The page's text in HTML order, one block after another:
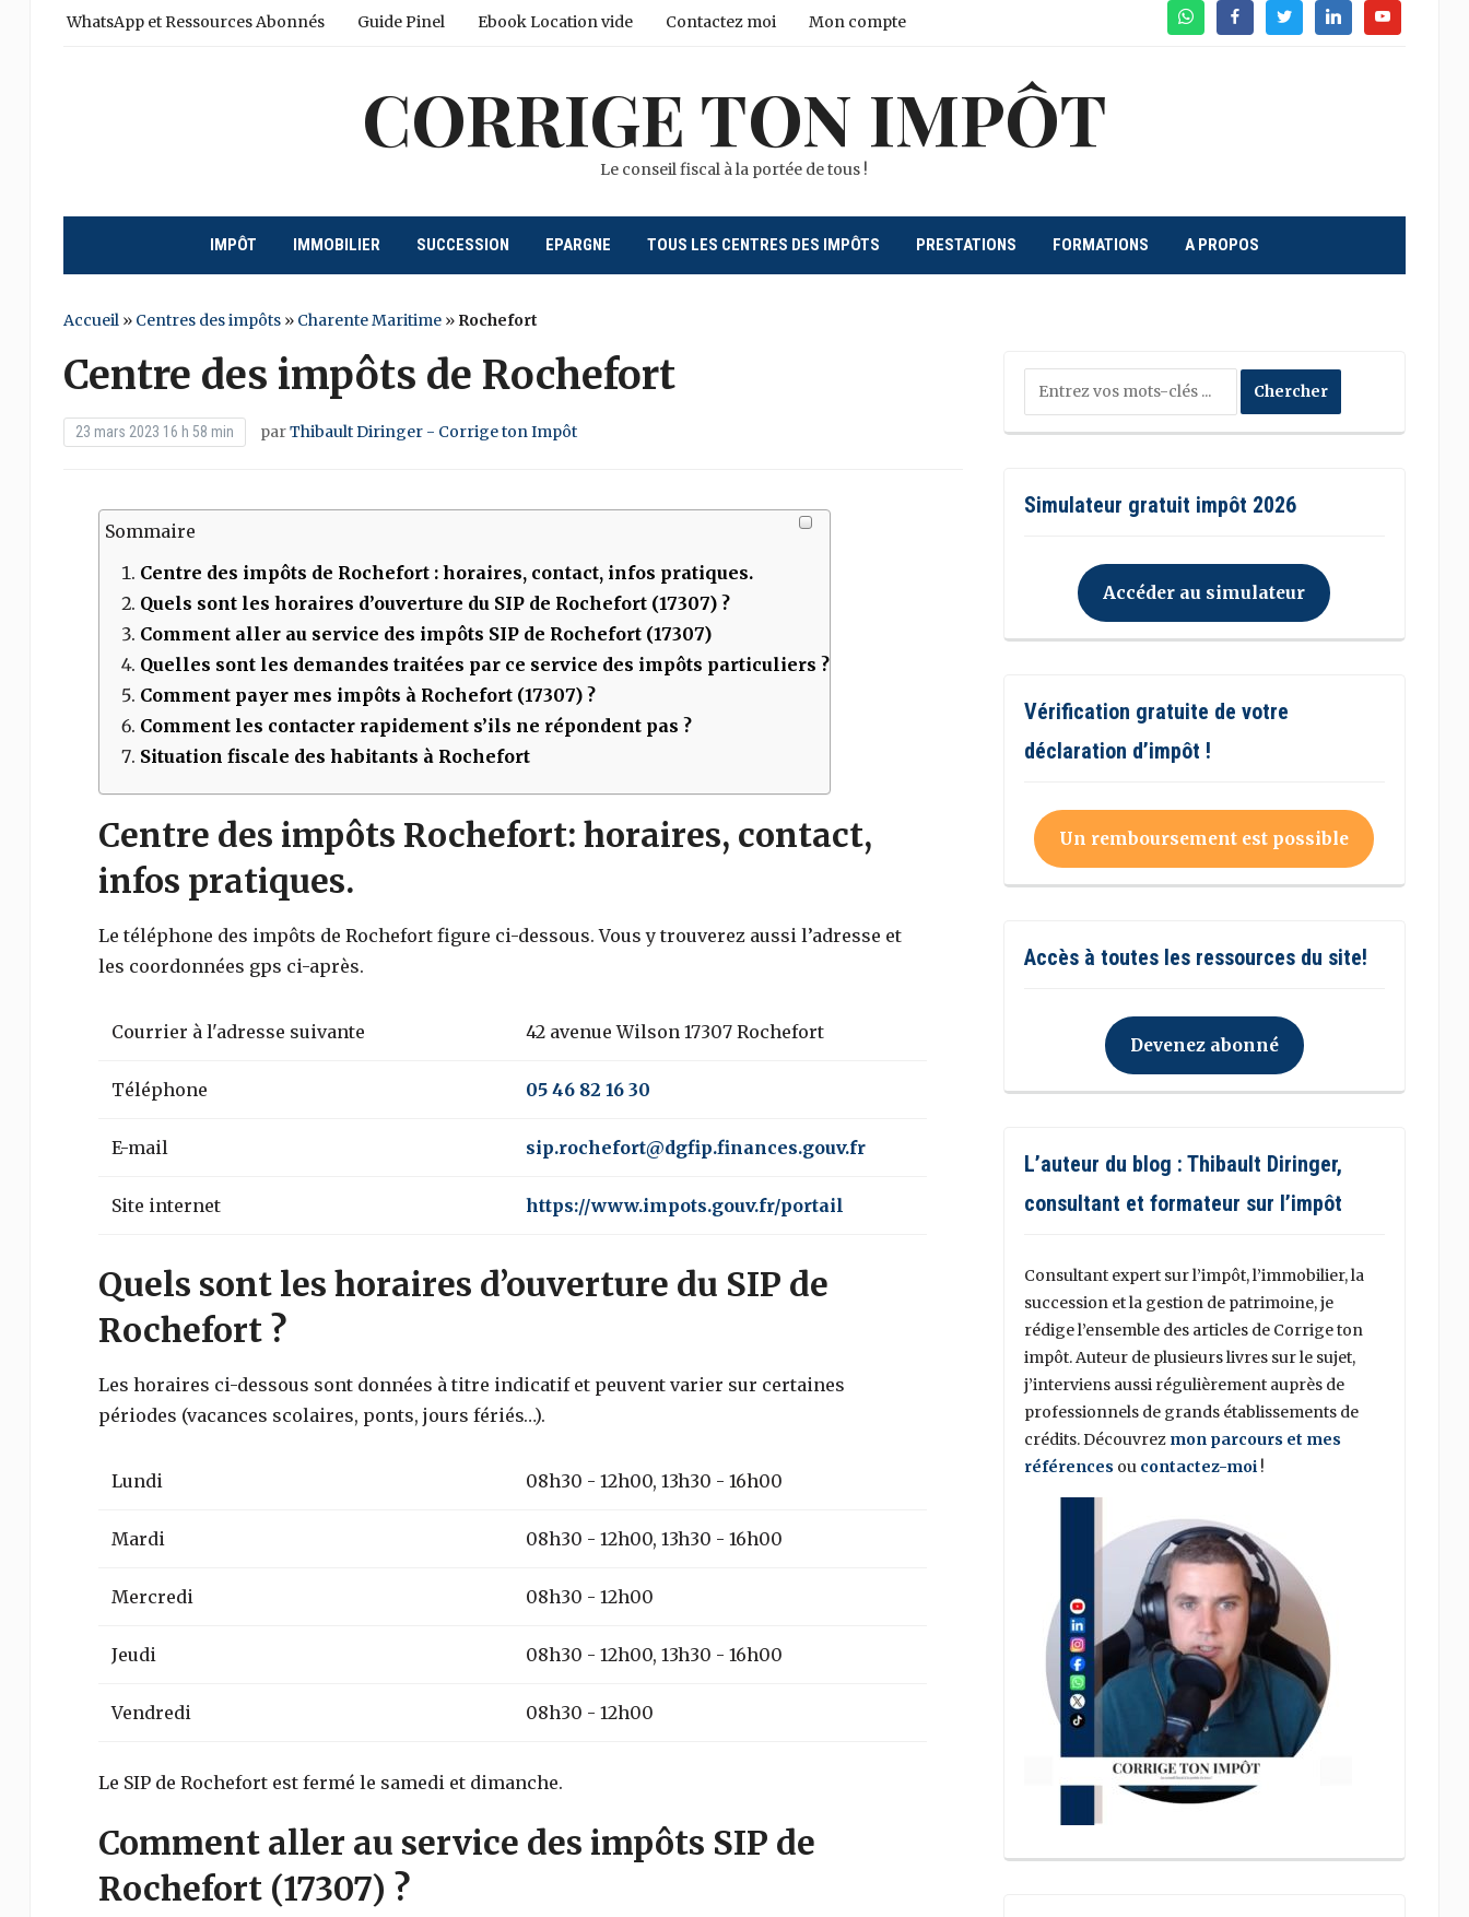
WhatsAppFacebookTwitterLinkedinYoutube
WhatsApp et Ressources Abonnés Guide Pinel Ebook Location vide Contactez moi Mon compte
CORRIGE TON IMPÔT
Le conseil fiscal à la portée de tous !
IMPÔT IMMOBILIER SUCCESSION EPARGNE TOUS LES CENTRES DES IMPÔTS PRESTATIONS FORMATIONS A PROPOS
Accueil» Centres des impôts» Charente Maritime» Rochefort
Centre des impôts de Rochefort
23 mars 2023 16 h 58 min parThibault Diringer - Corrige ton Impôt
Sommaire
Centre des impôts de Rochefort: horaires, contact, infos pratiques.
Quels sont les horaires d’ouverture du SIP de Rochefort (17307)?
Comment aller au service des impôts SIP de Rochefort (17307)
Quelles sont les demandes traitées par ce service des impôts particuliers ?
Comment payer mes impôts à Rochefort (17307)?
Comment les contacter rapidement s’ils ne répondent pas ?
Situation fiscale des habitants à Rochefort
Centre des impôts Rochefort: horaires, contact,
infos pratiques.
Le téléphone des impôts de Rochefort figure ci-dessous. Vous y trouverez aussi l’adresse et
les coordonnées gps ci-après.
Courrier à l'adresse suivante 42 avenue Wilson 17307 Rochefort
Téléphone 05 46 82 16 30
E-mail sip.rochefort@dgfip.finances.gouv.fr
Site internet https://www.impots.gouv.fr/portail
Quels sont les horaires d’ouverture du SIP de
Rochefort ?
Les horaires ci-dessous sont données à titre indicatif et peuvent varier sur certaines
périodes (vacances scolaires, ponts, jours fériés…).
Lundi 08h30 - 12h00, 13h30 - 16h00
Mardi 08h30 - 12h00, 13h30 - 16h00
Mercredi 08h30 - 12h00
Jeudi 08h30 - 12h00, 13h30 - 16h00
Vendredi 08h30 - 12h00
Le SIP de Rochefort est fermé le samedi et dimanche.
Comment aller au service des impôts SIP de
Rochefort (17307) ?
Simulateur gratuit impôt 2026
Accéder au simulateur
Vérification gratuite de votre
déclaration d’impôt !
Un remboursement est possible
Accès à toutes les ressources du site!
Devenez abonné
L’auteur du blog : Thibault Diringer,
consultant et formateur sur l’impôt
Consultant expert sur l’impôt, l’immobilier, la
succession et la gestion de patrimoine, je
rédige l’ensemble des articles de Corrige ton
impôt. Auteur de plusieurs livres sur le sujet,
j’interviens aussi régulièrement auprès de
professionnels de grands établissements de
crédits. Découvrez mon parcours et mes
références ou contactez-moi!